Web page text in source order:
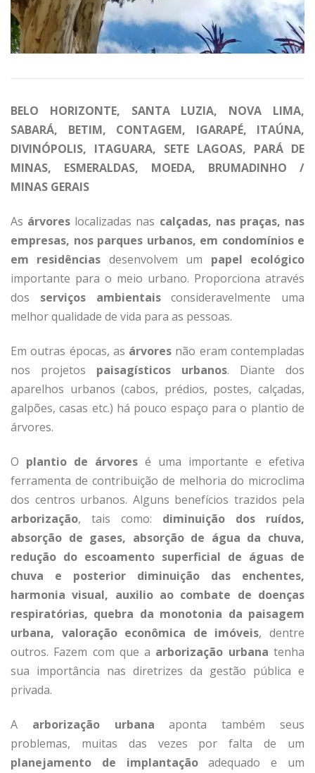
BELO HORIZONTE, SANTA LUZIA, NOVA LIMA,
SABARÁ, BETIM, CONTAGEM, IGARAPÉ, ITAÚNA,
DIVINÓPOLIS, ITAGUARA, SETE LAGOAS, PARÁ DE
MINAS, ESMERALDAS, MOEDA, BRUMADINHO /
MINAS GERAIS
As árvores localizadas nas calçadas, nas praças, nas
empresas, nos parques urbanos, em condomínios e
em residências desenvolvem um papel ecológico
importante para o meio urbano. Proporciona através
dos serviços ambientaisconsideravelmente uma
melhor qualidade de vida para as pessoas.
Em outras épocas, as árvores não eram contempladas
nos projetos paisagísticos urbanos. Diante dos
aparelhos urbanos (cabos, prédios, postes, calçadas,
galpões, casas etc.) há pouco espaço para o plantio de
árvores.
O plantio de árvores é uma importante e efetiva
ferramenta de contribuição de melhoria do microclima
dos centros urbanos. Alguns benefícios trazidos pela
arborização, tais como: diminuição dos ruídos,
absorção de gases, absorção de água da chuva,
redução do escoamento superficial de águas de
chuva e posterior diminuição das enchentes,
harmonia visual, auxilio ao combate de doenças
respiratórias, quebra da monotonia da paisagem
urbana, valoração econômica de imóveis, dentre
outros. Fazem com que a arborização urbana tenha
sua importância nas diretrizes da gestão pública e
privada.
A arborização urbana aponta também seus
problemas, muitas das vezes por falta de um
planejamento de implantaçãoadequado e um